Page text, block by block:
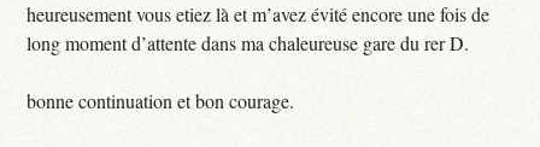
heureusement vous etiez là et m’avez évité encore une fois de
long moment d’attente dans ma chaleureuse gare du rer D.
bonne continuation et bon courage.